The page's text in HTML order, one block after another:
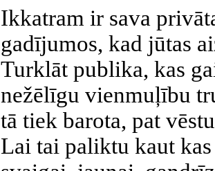
Ikkatram ir sava
gadījumos, kad jūtas
Turklāt publika, kas
nežēlīgu vienmuļību
tā tiek barota, pat
Lai tai paliktu kaut